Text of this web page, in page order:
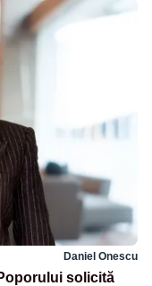
Daniel Onescu
solicită